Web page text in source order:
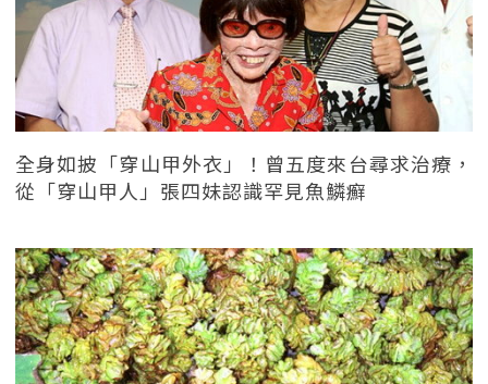
全身如披「穿山甲外衣」！曾五度來台尋求治療，
從「穿山甲人」張四妹認識罕見魚鱗癬